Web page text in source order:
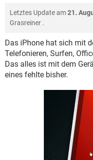
FACEBOOK
WINDOWS 10
FACEBOOK
ANDROID
WHATSAPP
FACEBOOK
FORUM
ANDROID
WINDOWS 10
WHATSAPP
SPIELE
ANDROID
Letztes Update am21.
Grasreiner .
Das iPhone hat sich mit
Telefonieren, Surfen,
Das alles ist mit dem
eines fehlte bisher.